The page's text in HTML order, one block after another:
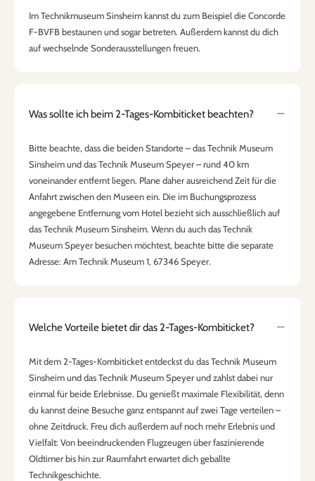
Im Technikmuseum Sinsheim kannst du zum Beispiel die Concorde
F-BVFB bestaunen und sogar betreten. Außerdem kannst du dich
auf wechselnde Sonderausstellungen freuen.
Was sollte ich beim 2-Tages-Kombiticket beachten?
Bitte beachte, dass die beiden Standorte – das Technik Museum
Sinsheim und das Technik Museum Speyer – rund 40 km
voneinander entfernt liegen. Plane daher ausreichend Zeit für die
Anfahrt zwischen den Museen ein. Die im Buchungsprozess
angegebene Entfernung vom Hotel bezieht sich ausschließlich auf
das Technik Museum Sinsheim. Wenn du auch das Technik
Museum Speyer besuchen möchtest, beachte bitte die separate
Adresse: Am Technik Museum 1, 67346 Speyer.
Welche Vorteile bietet dir das 2-Tages-Kombiticket?
Mit dem 2-Tages-Kombiticket entdeckst du das Technik Museum
Sinsheim und das Technik Museum Speyer und zahlst dabei nur
einmal für beide Erlebnisse. Du genießt maximale Flexibilität, denn
du kannst deine Besuche ganz entspannt auf zwei Tage verteilen –
ohne Zeitdruck. Freu dich außerdem auf noch mehr Erlebnis und
Vielfalt: Von beeindruckenden Flugzeugen über faszinierende
Oldtimer bis hin zur Raumfahrt erwartet dich geballte
Technikgeschichte.